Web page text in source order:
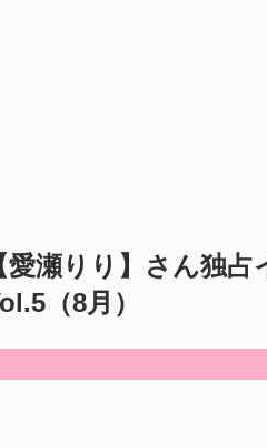
瀬りり】さん独占
（8月）